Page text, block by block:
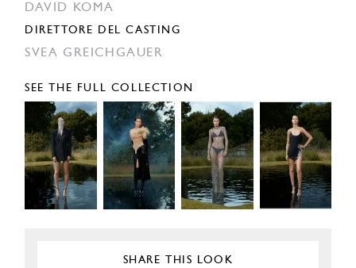
DAVID KOMA
DIRETTORE DEL CASTING
SVEA GREICHGAUER
SEE THE FULL COLLECTION
SHARE THIS LOOK